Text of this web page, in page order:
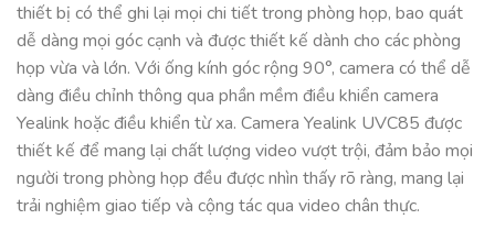
thiết bị có thể ghi lại mọi chi tiết trong phòng họp, bao quát
dễ dàng mọi góc cạnh và được thiết kế dành cho các phòng
họp vừa và lớn. Với ống kính góc rộng 90°, camera có thể dễ
dàng điều chỉnh thông qua phần mềm điều khiển camera
Yealink hoặc điều khiển từ xa. Camera Yealink UVC85 được
thiết kế để mang lại chất lượng video vượt trội, đảm bảo mọi
người trong phòng họp đều được nhìn thấy rõ ràng, mang lại
trải nghiệm giao tiếp và cộng tác qua video chân thực.